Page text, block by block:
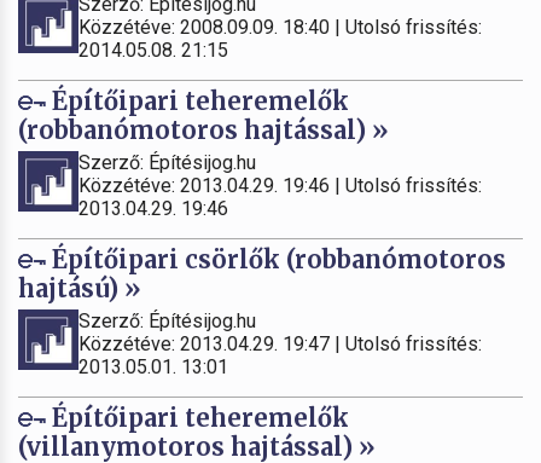
Közzétéve: 2008.09.09. 18:40 | Utolsó frissítés:
2014.05.08. 21:15
Építőipari teheremelők
(robbanómotoros hajtással) »
Szerző: Építésijog.hu
Közzétéve: 2013.04.29. 19:46 | Utolsó frissítés:
2013.04.29. 19:46
Építőipari csörlők (robbanómotoros
hajtású) »
Szerző: Építésijog.hu
Közzétéve: 2013.04.29. 19:47 | Utolsó frissítés:
2013.05.01. 13:01
Építőipari teheremelők
(villanymotoros hajtással) »